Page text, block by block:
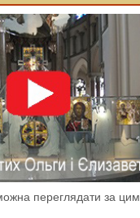
переглядати за цим